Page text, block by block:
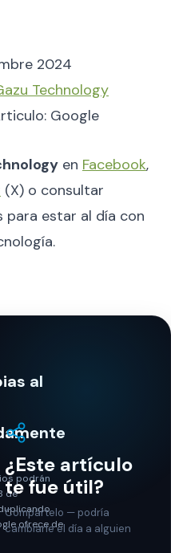
2024
Technology
Google
en Facebook,
(X) o consultar
para estar al día con
al
podrán
de
ofrece de
¿Este artículo
te fue útil?
Compártelo — podría
cambiarle el día a alguien